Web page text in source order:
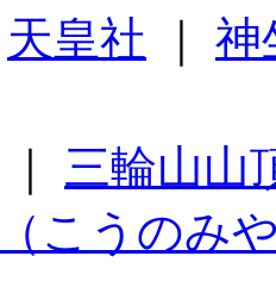
天皇社
神
三輪山山
こうのみ